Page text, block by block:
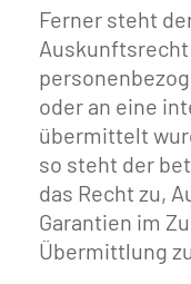
Ferner steht
Auskunftsrecht
oder an eine
übermittelt
so steht der
das Recht zu,
Garantien im
Übermittlung